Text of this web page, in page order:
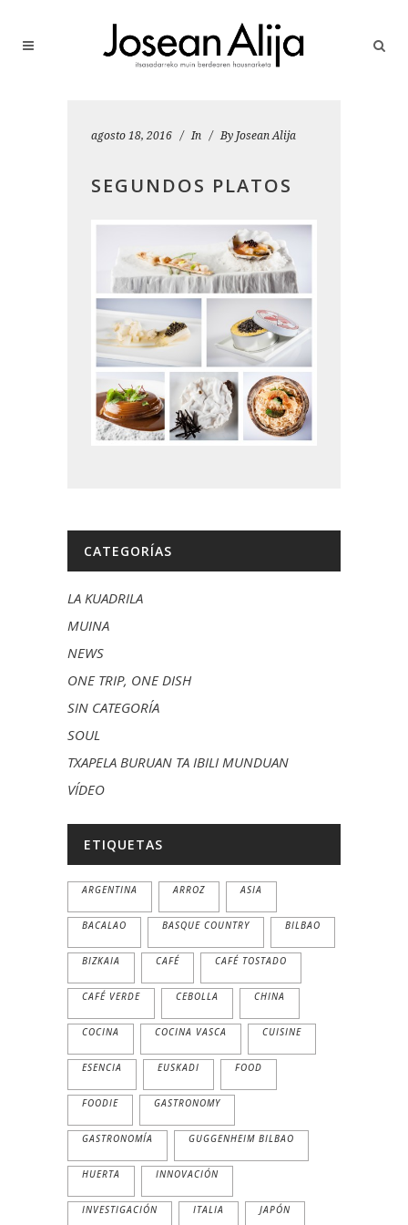
agosto 18, 2016 In By Josean Alija
SEGUNDOS PLATOS
CATEGORÍAS
LA KUADRILA
MUINA
NEWS
ONE TRIP, ONE DISH
SIN CATEGORÍA
SOUL
TXAPELA BURUAN TA IBILI MUNDUAN
VÍDEO
ETIQUETAS
ARGENTINA ARROZ ASIA
BACALAO BASQUE COUNTRY BILBAO
BIZKAIA CAFÉ CAFÉ TOSTADO
CAFÉ VERDE CEBOLLA CHINA
COCINA COCINA VASCA CUISINE
ESENCIA EUSKADI FOOD
FOODIE GASTRONOMY
GASTRONOMÍA GUGGENHEIM BILBAO
HUERTA INNOVACIÓN
INVESTIGACIÓN ITALIA JAPÓN